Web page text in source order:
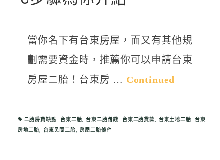
當你名下有台東房屋，而又有其他規
劃需要資金時，推薦你可以申請台東
房屋二胎！台東房 … Continued
二胎房貸缺點, 台東二胎, 台東二胎借錢, 台東二胎貸款, 台東土地二胎, 台東
房地二胎, 台東民間二胎, 房屋二胎條件